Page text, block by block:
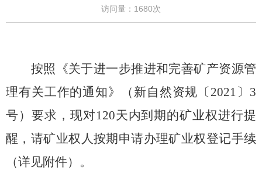
访问量： 1680次
按照《关于进一步推进和完善矿产资源管
理有关工作的通知》（新自然资规〔 2021 〕 3
号）要求，现对120天内到期的矿业权进行提
醒，请矿业权人按期申请办理矿业权登记手续
（详见附件）。